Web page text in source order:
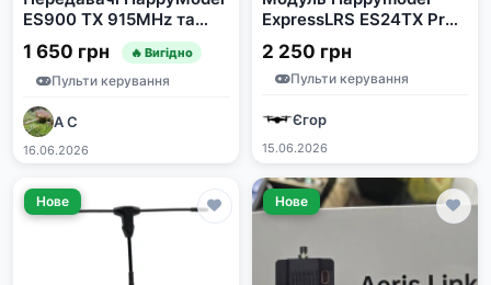
ES900 TX 915MHz та
ES24TX PRO 2.4GHz
ELRS
1 650 грн 🔥 Вигідно
Пульти керування
А С
16.06.2026
ExpressLRS ES24TX Pro
2.4GHz 1W
2 250 грн
Пульти керування
Єгор
15.06.2026
Нове Нове